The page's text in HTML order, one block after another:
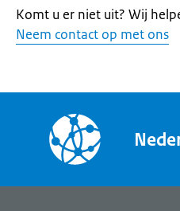
Komt u er niet uit? Wij
Neem contact op met ons